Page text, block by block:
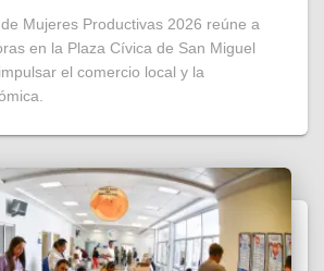
Mujeres Productivas 2026 reúne a
en la Plaza Cívica de San Miguel
el comercio local y la